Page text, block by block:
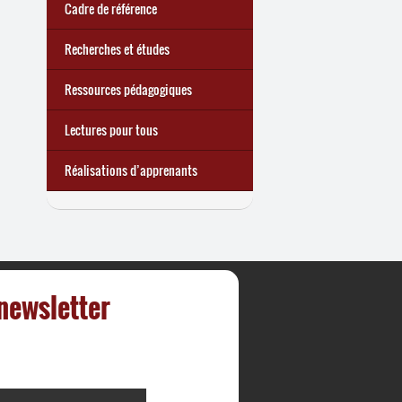
Cadre de référence
Recherches et études
Ressources pédagogiques
Lectures pour tous
Réalisations d’apprenants